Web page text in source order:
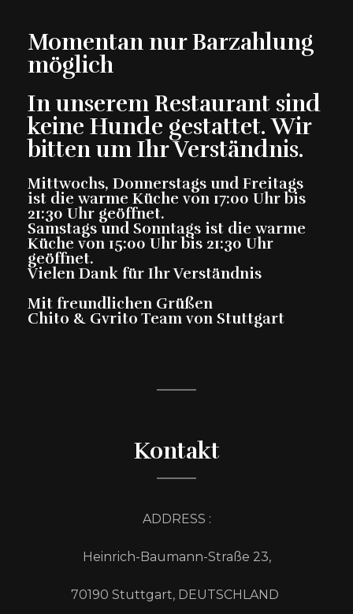
Momentan nur Barzahlung
möglich
In unserem Restaurant sind
keine Hunde gestattet. Wir
bitten um Ihr Verständnis.
Mittwochs, Donnerstags und Freitags
ist die warme Küche von 17:00 Uhr bis
21:30 Uhr geöffnet.
Samstags und Sonntags ist die warme
Küche von 15:00 Uhr bis 21:30 Uhr
geöffnet.
Vielen Dank für Ihr Verständnis
Mit freundlichen Grüßen
Chito & Gvrito Team von Stuttgart
Kontakt
ADDRESS :
Heinrich-Baumann-Straße 23,
70190 Stuttgart, DEUTSCHLAND